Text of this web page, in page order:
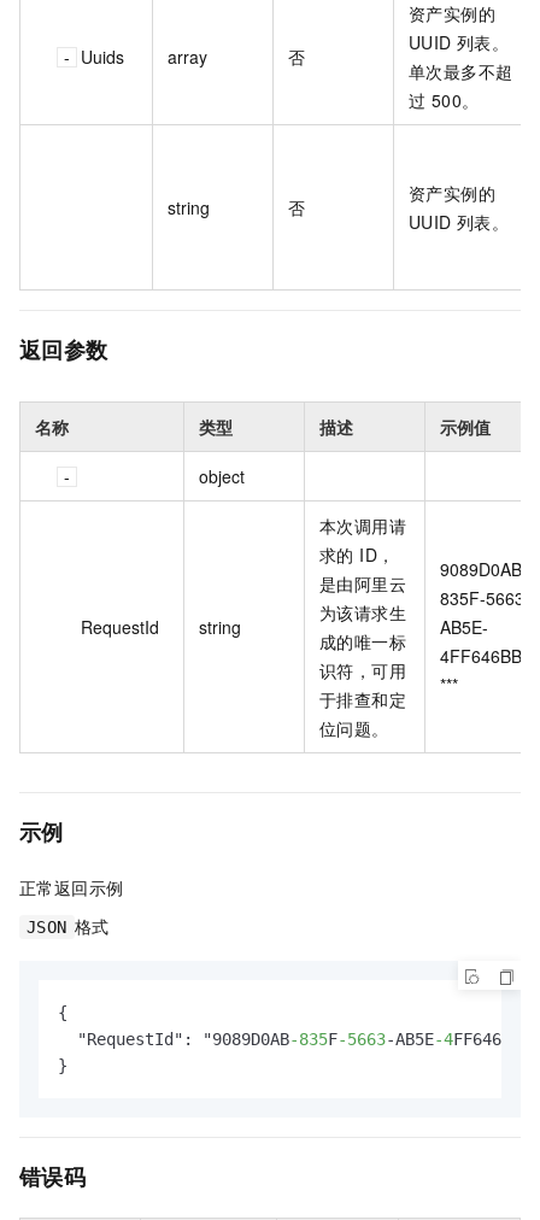
Uuids array 否
资产实例的
UUID 列表。
单次最多不超
过 500。
string 否
资产实例的
UUID 列表。
返回参数
名称 类型 描述 示例值
object
RequestId string
本次调用请
求的 ID，
是由阿里云
为该请求生
成的唯一标
识符，可用
于排查和定
位问题。
9089D0AB-
835F-5663-
AB5E-
4FF646BB*
***
示例
正常返回示例
JSON 格式
{
  "RequestId": "9089D0AB
-835F-5663-AB5E-4
}
错误码